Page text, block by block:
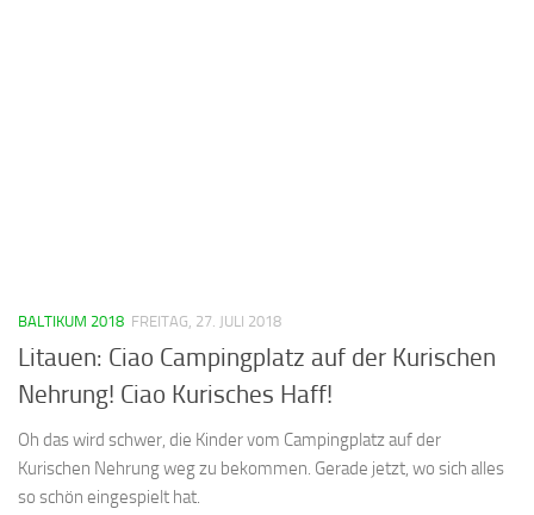
BALTIKUM 2018 FREITAG, 27. JULI 2018
Litauen: Ciao Campingplatz auf der Kurischen
Nehrung! Ciao Kurisches Haff!
Oh das wird schwer, die Kinder vom Campingplatz auf der
Kurischen Nehrung weg zu bekommen. Gerade jetzt, wo sich alles
so schön eingespielt hat.